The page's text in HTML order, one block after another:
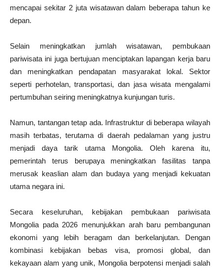
mencapai sekitar 2 juta wisatawan dalam beberapa tahun ke
depan.
Selain meningkatkan jumlah wisatawan, pembukaan
pariwisata ini juga bertujuan menciptakan lapangan kerja baru
dan meningkatkan pendapatan masyarakat lokal. Sektor
seperti perhotelan, transportasi, dan jasa wisata mengalami
pertumbuhan seiring meningkatnya kunjungan turis.
Namun, tantangan tetap ada. Infrastruktur di beberapa wilayah
masih terbatas, terutama di daerah pedalaman yang justru
menjadi daya tarik utama Mongolia. Oleh karena itu,
pemerintah terus berupaya meningkatkan fasilitas tanpa
merusak keaslian alam dan budaya yang menjadi kekuatan
utama negara ini.
Secara keseluruhan, kebijakan pembukaan pariwisata
Mongolia pada 2026 menunjukkan arah baru pembangunan
ekonomi yang lebih beragam dan berkelanjutan. Dengan
kombinasi kebijakan bebas visa, promosi global, dan
kekayaan alam yang unik, Mongolia berpotensi menjadi salah